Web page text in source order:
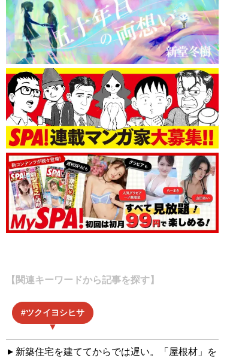
【関連キーワードから記事を探す】
ツクイヨシヒサ
新築住宅を建ててからでは遅い。「屋根材」を